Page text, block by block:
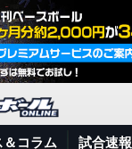
＆コラム 試合速報